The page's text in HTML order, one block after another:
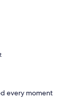
every moment